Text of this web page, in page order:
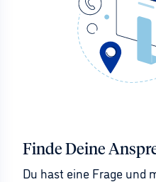
Finde Deine
Du hast eine Frage und